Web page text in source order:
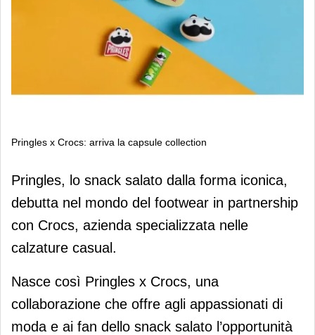
Pringles x Crocs: arriva la capsule collection
Pringles x Crocs: arriva la capsule
collection
Pringles, lo snack salato dalla forma iconica,
debutta nel mondo del footwear in partnership
con Crocs, azienda specializzata nelle
calzature casual.
Nasce così Pringles x Crocs, una
collaborazione che offre agli appassionati di
moda e ai fan dello snack salato l’opportunità